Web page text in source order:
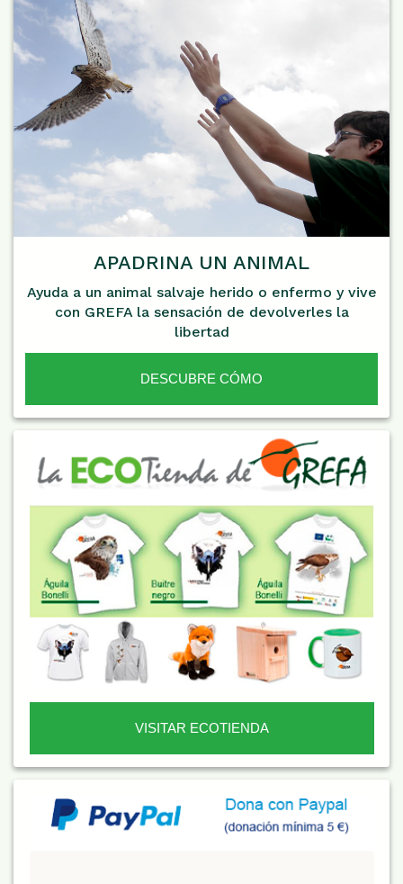
APADRINA UN ANIMAL
Ayuda a un animal salvaje herido o enfermo y vive
con GREFA la sensación de devolverles la
libertad
DESCUBRE CÓMO
VISITAR ECOTIENDA